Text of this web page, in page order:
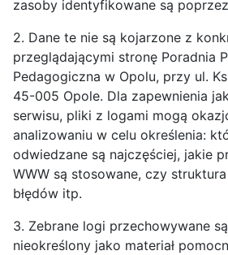
zasoby identyfikowane są
2. Dane te nie są kojarzone z
przeglądającymi stronę Poradnia
Pedagogiczna w Opolu, przy ul.
45-005 Opole. Dla zapewnienia
serwisu, pliki z logami mogą
analizowaniu w celu określenia:
odwiedzane są najczęściej, jakie
WWW są stosowane, czy
błędów itp.
3. Zebrane logi przechowywane
nieokreślony jako materiał